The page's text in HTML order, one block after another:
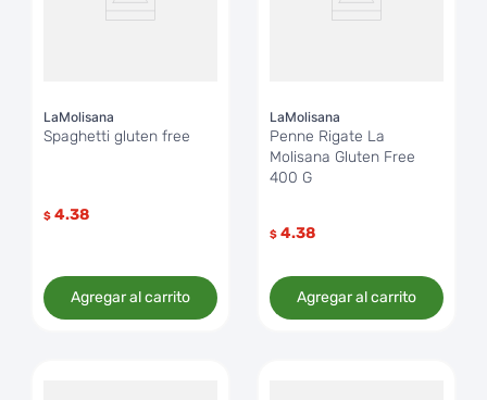
LaMolisana
Spaghetti gluten free
$ 4.38
Agregar al carrito
LaMolisana
Penne Rigate La
Molisana Gluten Free
400 G
$ 4.38
Agregar al carrito